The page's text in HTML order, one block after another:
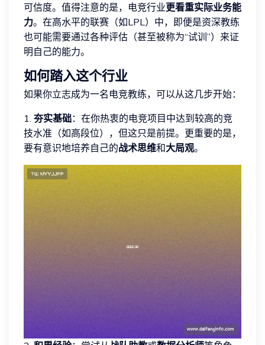
可信度。值得注意的是，电竞行业更看重实际业务能
力。在高水平的联赛（如LPL）中，即便是资深教练
也可能需要通过各种评估（甚至被称为“试训”）来证
明自己的能力。
如何踏入这个行业
如果你立志成为一名电竞教练，可以从这几步开始：
1. 夯实基础：在你热衷的电竞项目中达到较高的竞
技水准（如高段位），但这只是前提。更重要的是，
要有意识地培养自己的战术思维和大局观。